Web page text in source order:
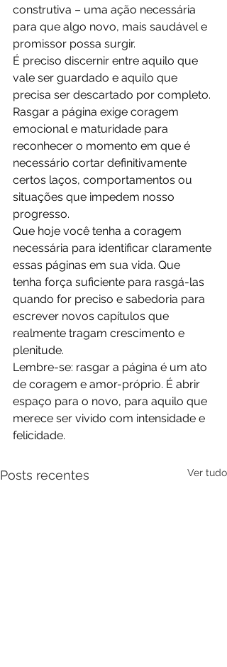
construtiva – uma ação necessária
para que algo novo, mais saudável e
promissor possa surgir.
É preciso discernir entre aquilo que
vale ser guardado e aquilo que
precisa ser descartado por completo.
Rasgar a página exige coragem
emocional e maturidade para
reconhecer o momento em que é
necessário cortar definitivamente
certos laços, comportamentos ou
situações que impedem nosso
progresso.
Que hoje você tenha a coragem
necessária para identificar claramente
essas páginas em sua vida. Que
tenha força suficiente para rasgá-las
quando for preciso e sabedoria para
escrever novos capítulos que
realmente tragam crescimento e
plenitude.
Lembre-se: rasgar a página é um ato
de coragem e amor-próprio. É abrir
espaço para o novo, para aquilo que
merece ser vivido com intensidade e
felicidade.
Posts recentes Ver tudo